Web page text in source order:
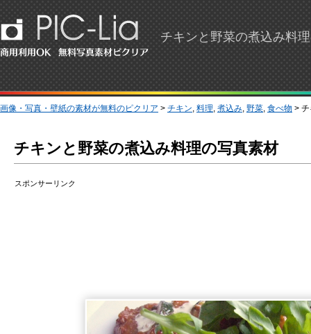
チキンと野菜の煮込み料
画像・写真・壁紙の素材が無料のピクリア > チキン, 料理, 煮込み, 野菜, 食べ物 >
チキンと野菜の煮込み料理の写真素材
スポンサーリンク